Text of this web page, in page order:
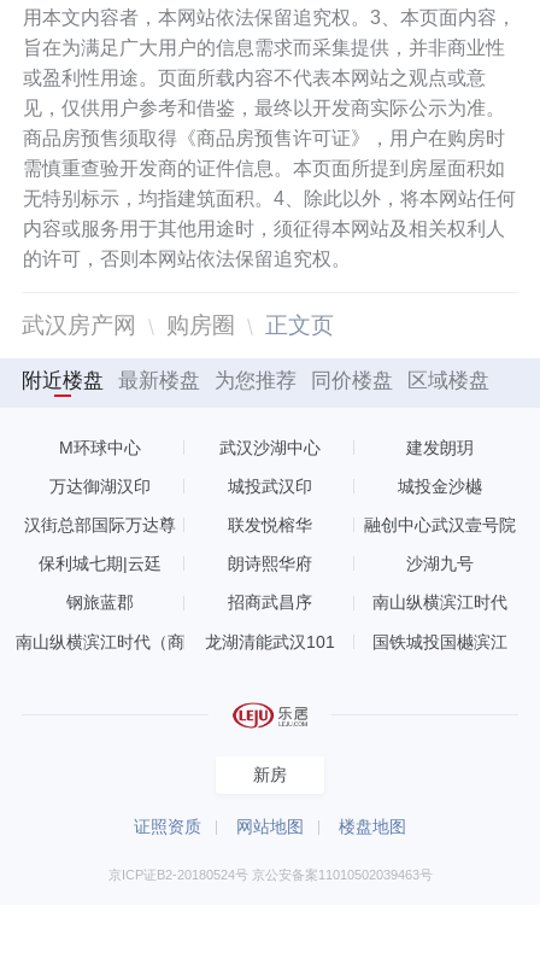
用本文内容者，本网站依法保留追究权。3、本页面内容，
旨在为满足广大用户的信息需求而采集提供，并非商业性
或盈利性用途。页面所载内容不代表本网站之观点或意
见，仅供用户参考和借鉴，最终以开发商实际公示为准。
商品房预售须取得《商品房预售许可证》，用户在购房时
需慎重查验开发商的证件信息。本页面所提到房屋面积如
无特别标示，均指建筑面积。4、除此以外，将本网站任何
内容或服务用于其他用途时，须征得本网站及相关权利人
的许可，否则本网站依法保留追究权。
武汉房产网 购房圈 正文页
附近楼盘 最新楼盘 为您推荐 同价楼盘 区域楼盘
M环球中心 武汉沙湖中心 建发朗玥
万达御湖汉印 城投武汉印 城投金沙樾
汉街总部国际万达尊 联发悦榕华 融创中心武汉壹号院
保利城七期|云廷 朗诗熙华府 沙湖九号
钢旅蓝郡 招商武昌序 南山纵横滨江时代
南山纵横滨江时代（商
龙湖清能武汉101 国铁城投国樾滨江
新房
证照资质 网站地图 楼盘地图
京ICP证B2-20180524号 京公安备案11010502039463号